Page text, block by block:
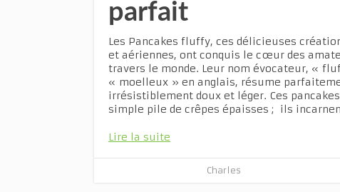
parfait
Les Pancakes fluffy, ces délicieuses
et aériennes, ont conquis le cœur des
travers le monde. Leur nom évocateur, «
« moelleux » en anglais, résume
irrésistiblement doux et léger. Ces
simple pile de crêpes épaisses ; ils
Lire la suite
Charles